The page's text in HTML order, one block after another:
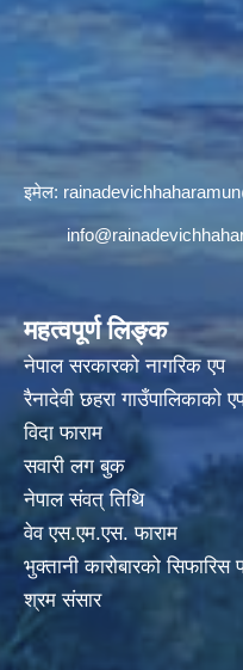
इमेल:
महत्वपूर्ण लिङ्क
नेपाल सरकारको नागरिक एप
रैनादेवी छहरा गाउँपालिकाको
विदा फाराम
सवारी लग बुक
नेपाल संवत् तिथि
वेव एस.एम.एस. फाराम
भुक्तानी कारोबारको सिफारिस
श्रम संसार